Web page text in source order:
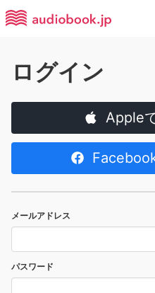
ログイン
Apple
メールアドレス
パスワード